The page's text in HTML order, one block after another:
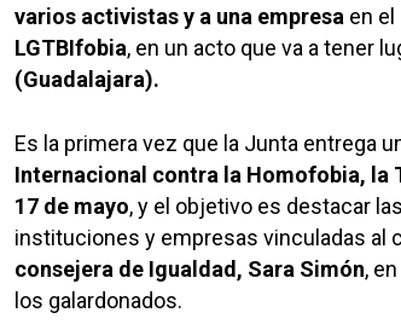
varios activistas y a una empresa en el
LGTBIfobia, en un acto que va a tener
(Guadalajara).
Es la primera vez que la Junta entrega
Internacional contra la Homofobia, la
17 de mayo, y el objetivo es destacar
instituciones y empresas vinculadas al
consejera de Igualdad, Sara Simón,
los galardonados.